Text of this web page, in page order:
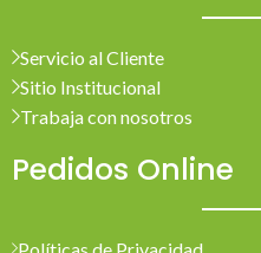
Servicio al Cliente
Sitio Institucional
Trabaja con nosotros
Pedidos Online